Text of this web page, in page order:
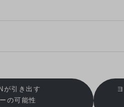
が引き出す
の可能性